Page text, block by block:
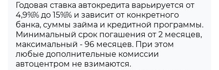
Годовая ставка автокредита варьируется от
4,9%% до 15%% и зависит от конкретного
банка, суммы займа и кредитной программы.
Минимальный срок погашения от 2 месяцев,
максимальный - 96 месяцев. При этом
любые дополнительные комиссии
автоцентром не взимаются.